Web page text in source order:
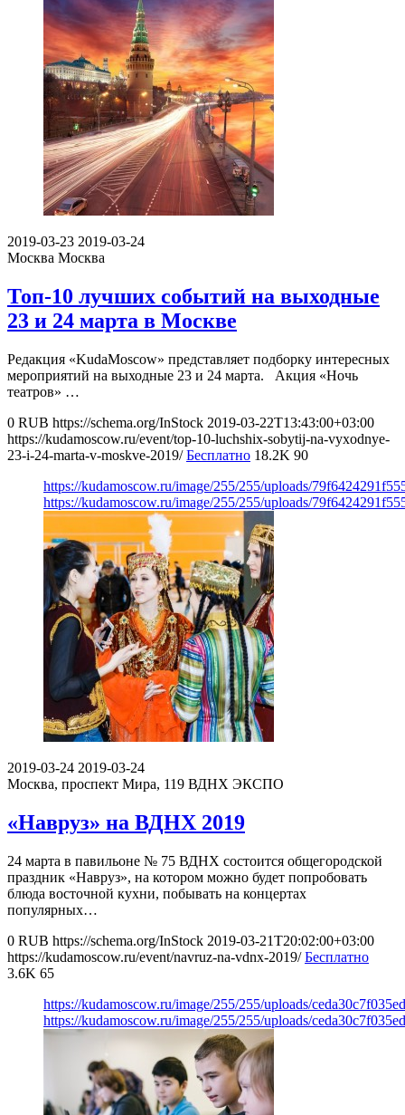
2019-03-23 2019-03-24
Москва Москва
Топ-10 лучших событий на выходные
23 и 24 марта в Москве
Редакция «KudaMoscow» представляет подборку интересных
мероприятий на выходные 23 и 24 марта. Акция «Ночь
театров» …
0 RUB https://schema.org/InStock 2019-03-22T13:43:00+03:00
https://kudamoscow.ru/event/top-10-luchshix-sobytij-na-vyxodnye-
23-i-24-marta-v-moskve-2019/ Бесплатно 18.2K 90
https://kudamoscow.ru/image/255/255/uploads/
https://kudamoscow.ru/image/255/255/uploads/
2019-03-24 2019-03-24
Москва, проспект Мира, 119 ВДНХ ЭКСПО
«Навруз» на ВДНХ 2019
24 марта в павильоне № 75 ВДНХ состоится общегородской
праздник «Навруз», на котором можно будет попробовать
блюда восточной кухни, побывать на концертах
популярных…
0 RUB https://schema.org/InStock 2019-03-21T20:02:00+03:00
https://kudamoscow.ru/event/navruz-na-vdnx-2019/ Бесплатно
3.6K 65
https://kudamoscow.ru/image/255/255/uploads/
https://kudamoscow.ru/image/255/255/uploads/